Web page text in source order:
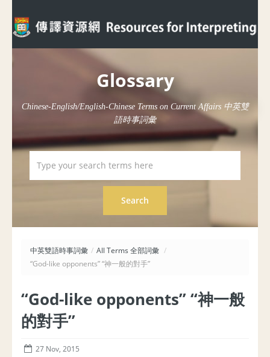
Glossary
Chinese-English/English-Chinese Terms on Current Affairs 中英雙
語時事詞彙
中英雙語時事詞彙 / All Terms 全部詞彙 /
“God-like opponents” “神一般的對手”
“God-like opponents” “神一般
的對手”
27 Nov, 2015